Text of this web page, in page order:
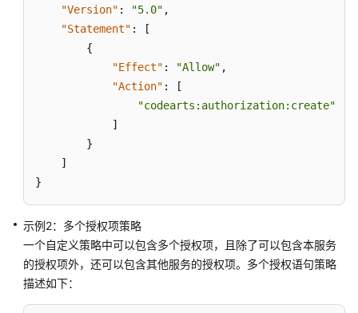
身
份
台
的
权
限
"Version" : "5.0" ,
"Statement" :
[
{
"Effect" : "Allow" ,
"Action" :
[
"codearts:authorization:create"
]
}
]
}
示例2：多个授权项策略
一个自定义策略中可以包含多个授权项，且除了可以包含本服务
的授权项外，还可以包含其他服务的授权项。多个授权语句策略
描述如下：